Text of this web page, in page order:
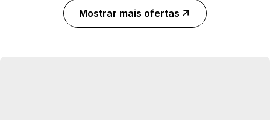
Mostrar mais ofertas